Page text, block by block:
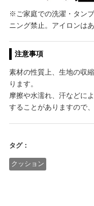
※ご家庭での洗濯・タン
ニング禁止。アイロンはあ
注意事項
素材の性質上、生地の収
ります。
摩擦や水濡れ、汗などに
することがありますので
タグ：
クッション